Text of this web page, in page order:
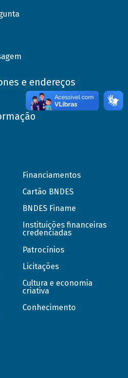
e endereços
Financiamentos
Cartão BNDES
BNDES Finame
Instituições financeiras
credenciadas
Patrocínios
Licitações
Cultura e economia
criativa
Conhecimento